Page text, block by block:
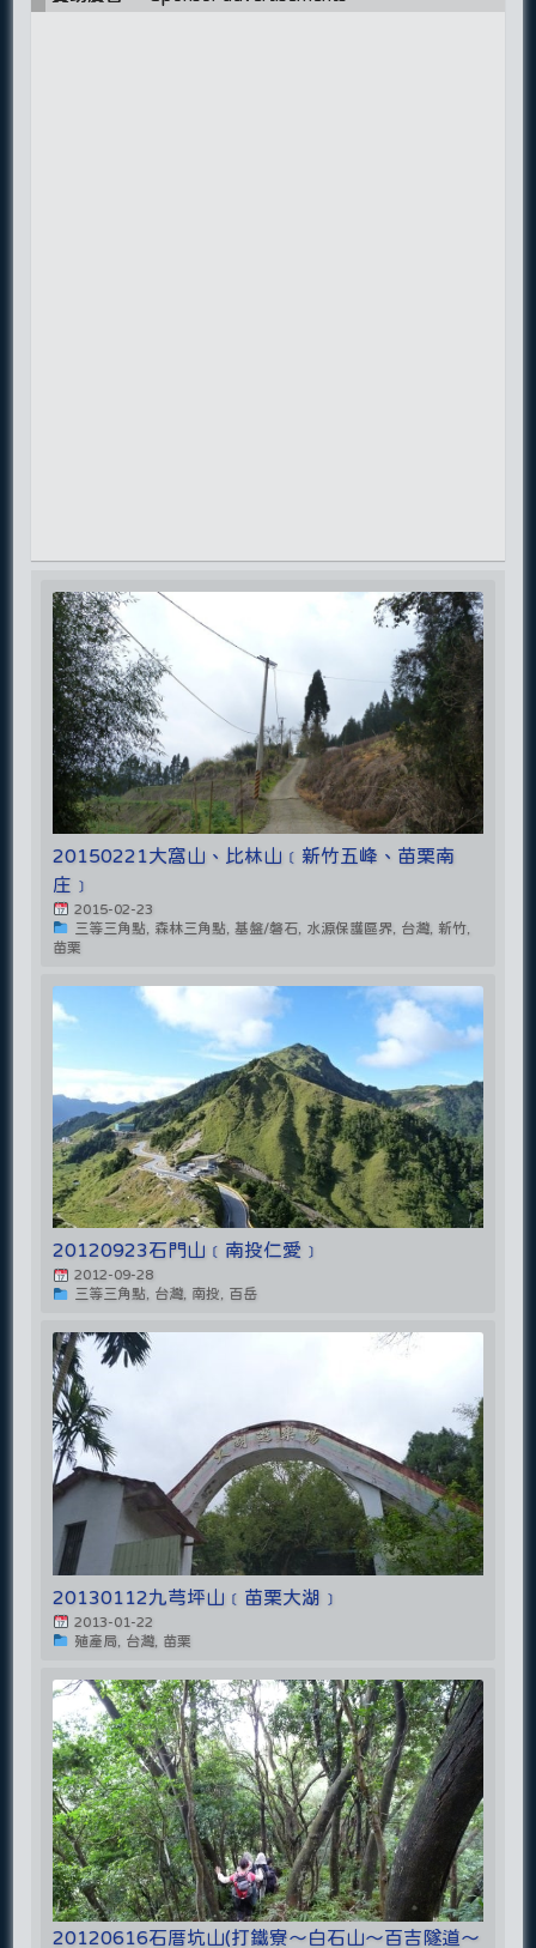
20150221大窩山、比林山﹝新竹五峰、苗栗南
庄﹞
2015-02-23
三等三角點, 森林三角點, 基盤/磐石, 水源保護區界, 台灣, 新竹,
苗栗
20120923石門山﹝南投仁愛﹞
2012-09-28
三等三角點, 台灣, 南投, 百岳
20130112九芎坪山﹝苗栗大湖﹞
2013-01-22
殖產局, 台灣, 苗栗
20120616石厝坑山(打鐵寮～白石山～百吉隧道～